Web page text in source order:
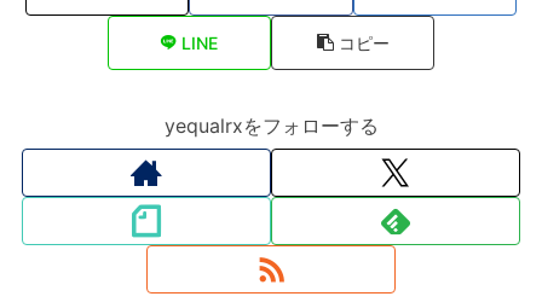
LINE コピー
yequalrxをフォローする